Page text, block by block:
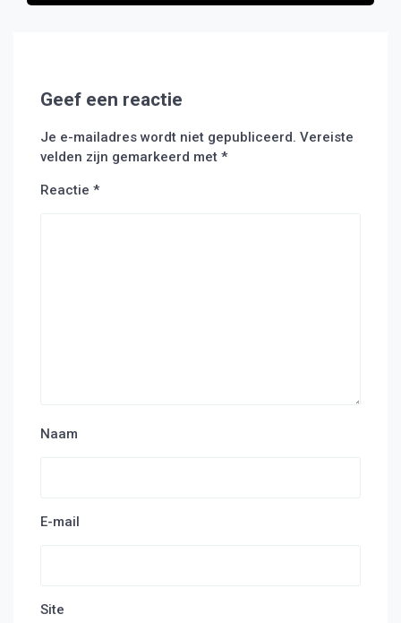
Geef een reactie
Je e-mailadres wordt niet gepubliceerd. Vereiste
velden zijn gemarkeerd met *
Reactie *
Naam
E-mail
Site